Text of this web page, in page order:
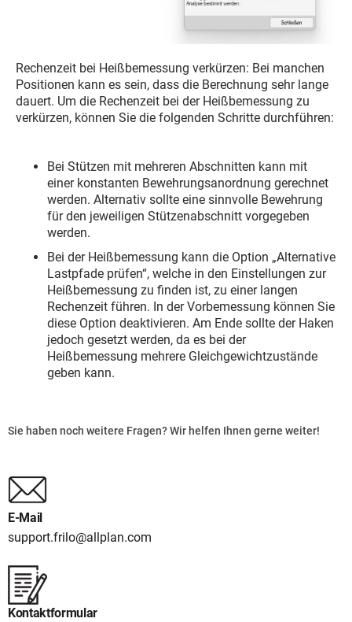
Rechenzeit bei Heißbemessung verkürzen: Bei manchen
Positionen kann es sein, dass die Berechnung sehr lange
dauert. Um die Rechenzeit bei der Heißbemessung zu
verkürzen, können Sie die folgenden Schritte durchführen:
Bei Stützen mit mehreren Abschnitten kann mit
einer konstanten Bewehrungsanordnung gerechnet
werden. Alternativ sollte eine sinnvolle Bewehrung
für den jeweiligen Stützenabschnitt vorgegeben
werden.
Bei der Heißbemessung kann die Option „Alternative
Lastpfade prüfen“, welche in den Einstellungen zur
Heißbemessung zu finden ist, zu einer langen
Rechenzeit führen. In der Vorbemessung können Sie
diese Option deaktivieren. Am Ende sollte der Haken
jedoch gesetzt werden, da es bei der
Heißbemessung mehrere Gleichgewichtzustände
geben kann.
Sie haben noch weitere Fragen? Wir helfen Ihnen gerne weiter!
E-Mail
support.frilo@allplan.com
Kontaktformular